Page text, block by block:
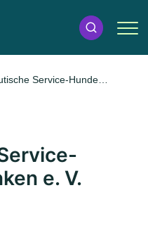
Service-Hunde
e. V.